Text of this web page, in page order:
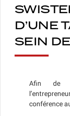
D’UNE
SEIN
Afin de
conférence